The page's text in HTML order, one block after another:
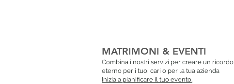
MATRIMONI & EVENTI
Combina i nostri servizi per creare un ricordo
eterno per i tuoi cari o per la tua azienda
Inizia a pianificare il tuo evento.